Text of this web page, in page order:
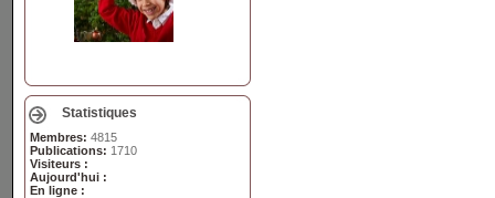
Statistiques
Membres: 4815
Publications: 1710
Visiteurs :
Aujourd'hui :
En ligne :